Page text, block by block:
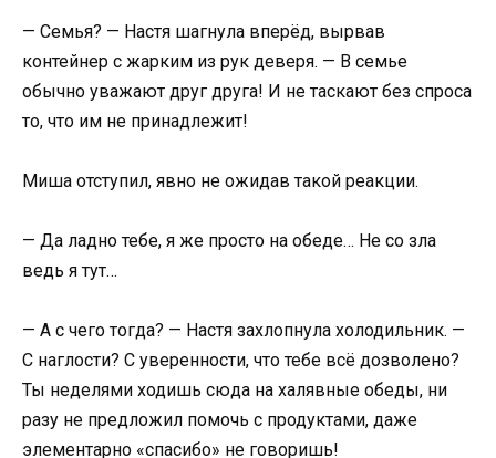
— Семья? — Настя шагнула вперёд, вырвав
контейнер с жарким из рук деверя. — В семье
обычно уважают друг друга! И не таскают без спроса
то, что им не принадлежит!
Миша отступил, явно не ожидав такой реакции.
— Да ладно тебе, я же просто на обеде… Не со зла
ведь я тут…
— А с чего тогда? — Настя захлопнула холодильник. —
С наглости? С уверенности, что тебе всё дозволено?
Ты неделями ходишь сюда на халявные обеды, ни
разу не предложил помочь с продуктами, даже
элементарно «спасибо» не говоришь!